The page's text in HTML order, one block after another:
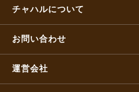
チャハルについて
お問い合わせ
運営会社